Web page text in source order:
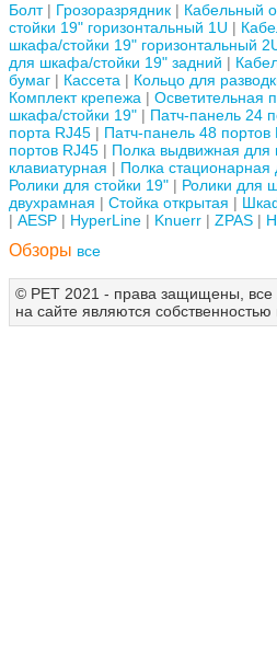
Болт Грозоразрядник
Кабельный
стойки 19" горизонтальный 1U
шкафа/стойки 19" горизонтальный
для шкафа/стойки 19" задний
бумаг
Кассета
Кольцо для
Комплект крепежа
Осветительная
шкафа/стойки 19"
Патч-панель 24
порта RJ45
Патч-панель 48 портов
портов RJ45
Полка выдвижная для
клавиатурная
Полка
Ролики для стойки 19"
Ролики для
двухрамная
Стойка открытая
AESP
HyperLine Knuerr ZPAS
Обзоры все
© РЕТ 2021 - права защищены, все
на сайте являются собственностью